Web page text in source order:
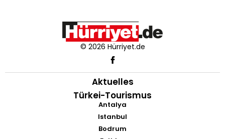
© 2026 Hürriyet.de
Aktuelles
Türkei-Tourismus
Antalya
Istanbul
Bodrum